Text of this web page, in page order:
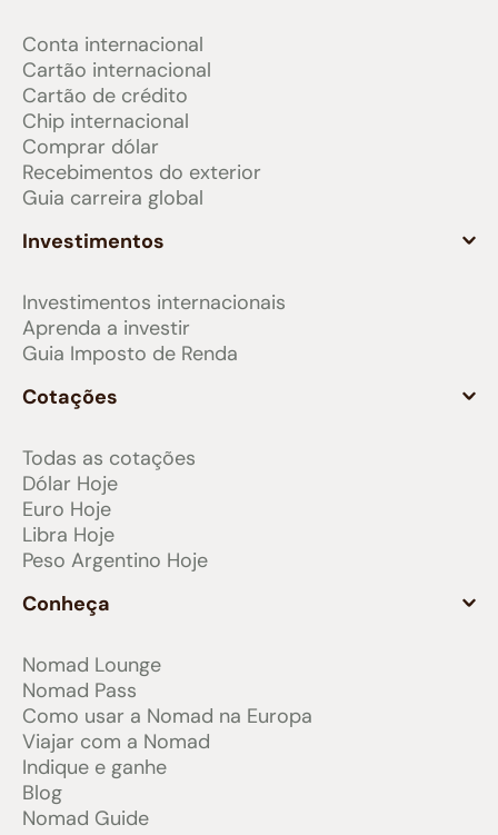
Conta internacional
Cartão internacional
Cartão de crédito
Chip internacional
Comprar dólar
Recebimentos do exterior
Guia carreira global
Investimentos
Investimentos internacionais
Aprenda a investir
Guia Imposto de Renda
Cotações
Todas as cotações
Dólar Hoje
Euro Hoje
Libra Hoje
Peso Argentino Hoje
Conheça
Nomad Lounge
Nomad Pass
Como usar a Nomad na Europa
Viajar com a Nomad
Indique e ganhe
Blog
Nomad Guide